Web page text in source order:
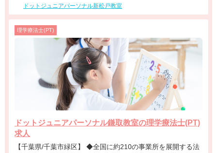
ドットジュニアパーソナル新松戸教室
理学療法士(PT)
ドットジュニアパーソナル鎌取教室の理学療法士(PT)
求人
【千葉県/千葉市緑区】 ◆全国に約210の事業所を展開する法